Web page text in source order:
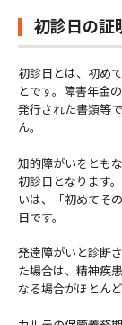
初診日の証
初診日とは、初め
とです。障害年金
発行された書類等
ん。
知的障がいをとも
初診日となります。
いは、「初めてそ
日です。
発達障がいと診断
た場合は、精神疾
なる場合がほとんど